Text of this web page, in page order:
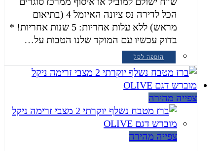
הכל לדירה נס ציונה האיזמל 4 (בתיאום
מראש) ללא עלות אחריות: 5 שנות אחריות! *
בדוק עכשיו עם המוקד שלנו הטבות על…
הוספה לסל
צפייה מהירה
צפייה מהירה